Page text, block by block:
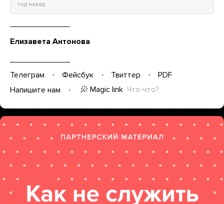
год назад
Елизавета Антонова
Телеграм Фейсбук Твиттер
PDF
Напишите нам
Magic link Что-что?